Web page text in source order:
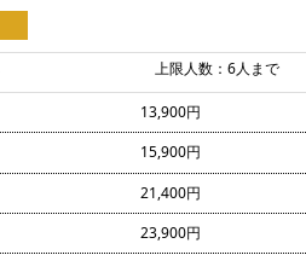
上限人数：6人まで
13,900円
15,900円
21,400円
23,900円